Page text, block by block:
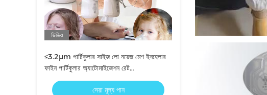
ভিডিও
≤3.2μm পার্টিকুলার সাইজ লো নয়েজ মেশ ইনহেলার
ফাইন পার্টিকুলার অ্যাটোমাইজেশন রেট
≥0.3ml/min এবং 1.5W এর শক্তি খরচ
সেরা মূল্য পান